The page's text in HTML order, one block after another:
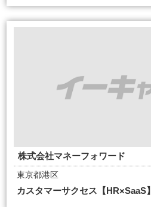
株式会社マネーフォワード
東京都港区
カスタマーサクセス【HR×SaaS】